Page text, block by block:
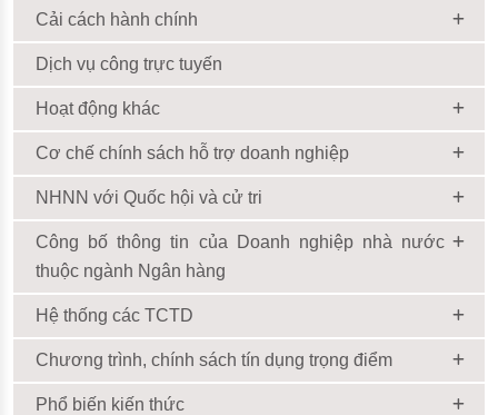
Cải cách hành chính
Dịch vụ công trực tuyến
Hoạt động khác
Cơ chế chính sách hỗ trợ doanh nghiệp
NHNN với Quốc hội và cử tri
Công bố thông tin của Doanh nghiệp nhà nước
thuộc ngành Ngân hàng
Hệ thống các TCTD
Chương trình, chính sách tín dụng trọng điểm
Phổ biến kiến thức